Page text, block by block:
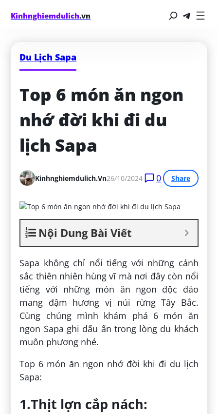
Kinhnghiemdulich.vn
Du Lịch Sapa
Top 6 món ăn ngon
nhớ đời khi đi du
lịch Sapa
Kinhnghiemdulich.vn26/10/2024 0 Share
Nội Dung Bài Viết
Sapa không chỉ nổi tiếng với những cảnh
sắc thiên nhiên hùng vĩ mà nơi đây còn nổi
tiếng với những món ăn ngon độc đáo
mang đậm hương vị núi rừng Tây Bắc.
Cùng chúng mình khám phá 6 món ăn
ngon Sapa ghi dấu ấn trong lòng du khách
muôn phương nhé.
Top 6 món ăn ngon nhớ đời khi đi du lịch
Sapa:
1.Thịt lợn cắp nách: